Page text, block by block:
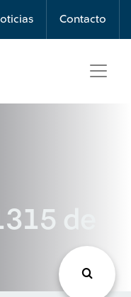
Contacto
de